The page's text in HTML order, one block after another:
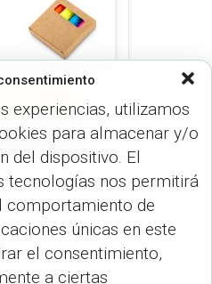
experiencias, utilizamos
para almacenar y/o
del dispositivo. El
tecnologías nos permitirá
comportamiento de
únicas en este
el consentimiento,
a ciertas
SETS (OFICINA)
OF-661